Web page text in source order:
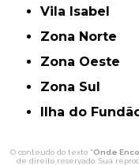
Vila Isabel
Zona Norte
Zona Oeste
Zona Sul
ilha do
O conteúdo do texto "Onde
de direito reservado. Sua